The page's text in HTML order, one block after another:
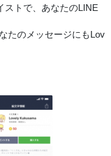
ストで、あなたのLINE
たのメッセージにもLov